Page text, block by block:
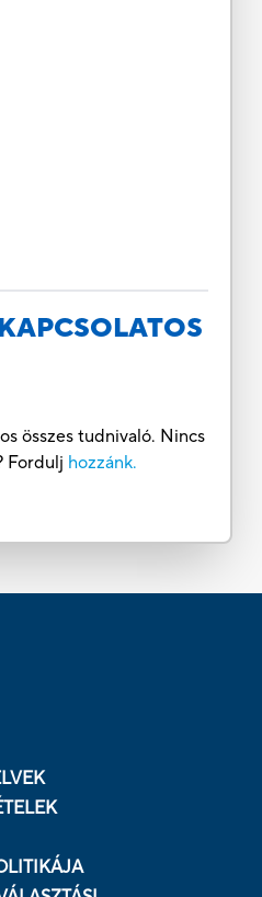
összes tudnivaló. Nincs
Fordulj hozzánk.